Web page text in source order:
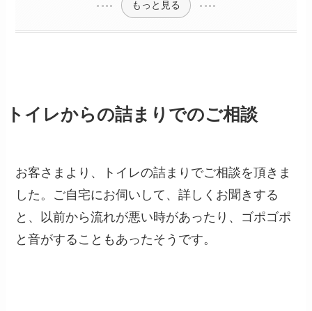
もっと見る
トイレからの詰まりでのご相談
お客さまより、トイレの詰まりでご相談を頂きま
した。ご自宅にお伺いして、詳しくお聞きする
と、以前から流れが悪い時があったり、ゴポゴポ
と音がすることもあったそうです。